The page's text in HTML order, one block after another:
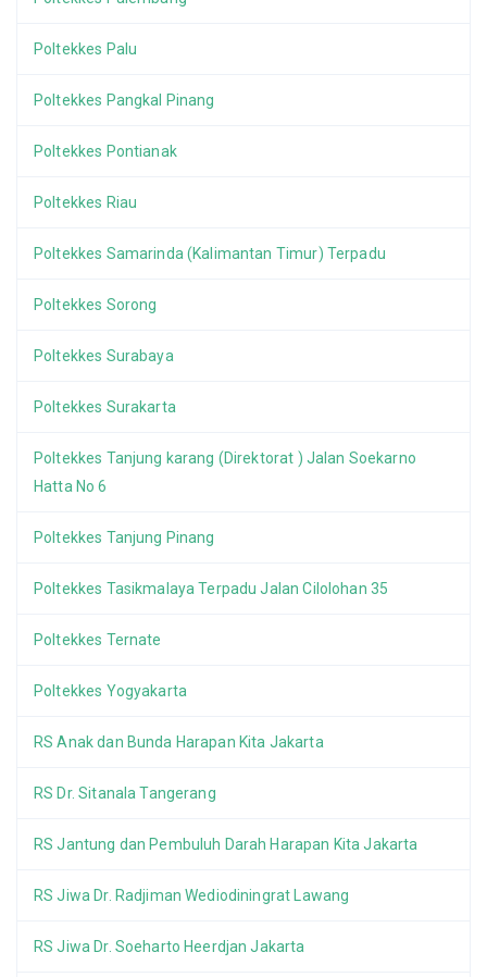
Poltekkes Palu
Poltekkes Pangkal Pinang
Poltekkes Pontianak
Poltekkes Riau
Poltekkes Samarinda (Kalimantan Timur) Terpadu
Poltekkes Sorong
Poltekkes Surabaya
Poltekkes Surakarta
Poltekkes Tanjung karang (Direktorat ) Jalan Soekarno
Hatta No 6
Poltekkes Tanjung Pinang
Poltekkes Tasikmalaya Terpadu Jalan Cilolohan 35
Poltekkes Ternate
Poltekkes Yogyakarta
RS Anak dan Bunda Harapan Kita Jakarta
RS Dr. Sitanala Tangerang
RS Jantung dan Pembuluh Darah Harapan Kita Jakarta
RS Jiwa Dr. Radjiman Wediodiningrat Lawang
RS Jiwa Dr. Soeharto Heerdjan Jakarta